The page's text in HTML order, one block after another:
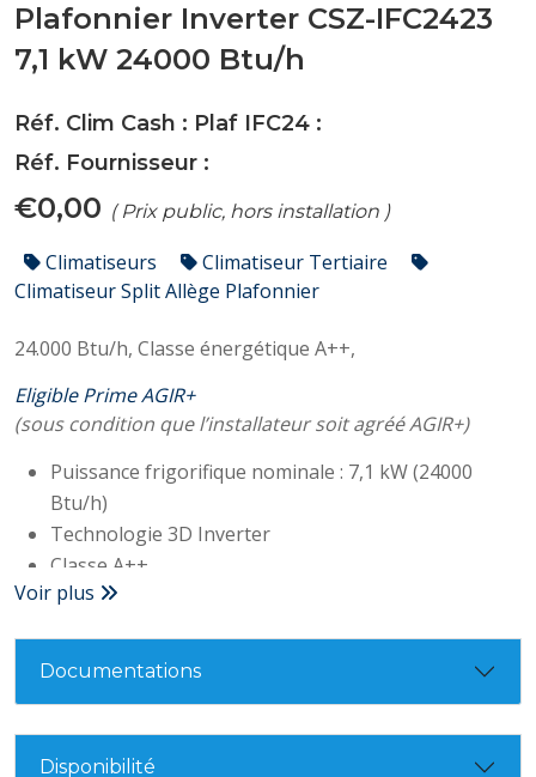
Plafonnier Inverter CSZ-IFC2423
7,1 kW 24000 Btu/h
Réf. Clim Cash : Plaf IFC24 :
Réf. Fournisseur :
€0,00 ( Prix public, hors installation )
Climatiseurs
Climatiseur Tertiaire
Climatiseur Split Allège Plafonnier
24.000 Btu/h, Classe énergétique A++,
Eligible Prime AGIR+
(sous condition que l’installateur soit agréé AGIR+)
Puissance frigorifique nominale : 7,1 kW (24000
Btu/h)
Technologie 3D Inverter
Classe A++
SEER : 6,60
Niveau sonore (unité interne/externe) : 36/52dB(A)
Télécommande filaire optionnelle
Voir plus
Documentations
Disponibilité